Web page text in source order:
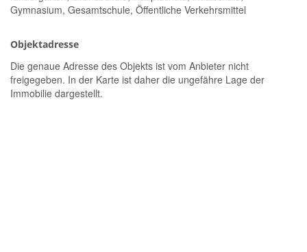
Gymnasium, Gesamtschule, Öffentliche Verkehrsmittel
Objektadresse
Die genaue Adresse des Objekts ist vom Anbieter nicht
freigegeben. In der Karte ist daher die ungefähre Lage der
Immobilie dargestellt.